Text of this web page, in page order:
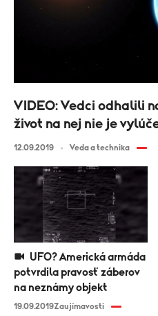
potvrdila pravosť záberov
na neznámy objekt
19.09.2019Zaujímavosti
VIDEO: Vedci odhalili
život na nej nie je
12.09.2019 Veda a technika